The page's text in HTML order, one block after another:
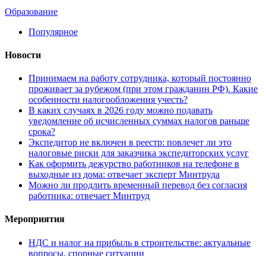
Образование
Популярное
Новости
Принимаем на работу сотрудника, который постоянно
проживает за рубежом (при этом гражданин РФ). Какие
особенности налогообложения учесть?
В каких случаях в 2026 году можно подавать
уведомление об исчисленных суммах налогов раньше
срока?
Экспедитор не включен в реестр: повлечет ли это
налоговые риски для заказчика экспедиторских услуг
Как оформить дежурство работников на телефоне в
выходные из дома: отвечает эксперт Минтруда
Можно ли продлить временный перевод без согласия
работника: отвечает Минтруд
Мероприятия
НДС и налог на прибыль в строительстве: актуальные
вопросы, спорные ситуации